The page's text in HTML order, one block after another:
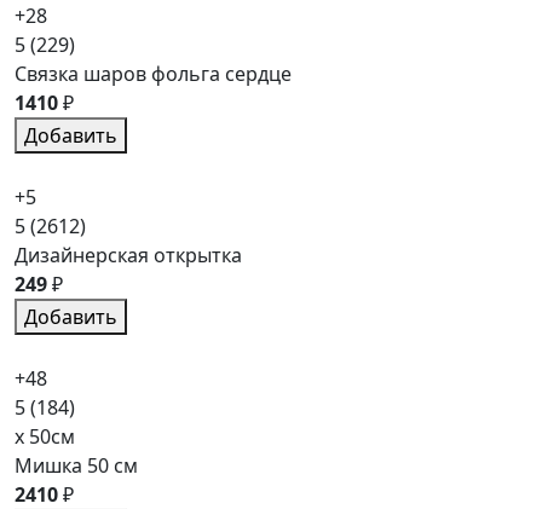
+28
5(229)
Связка шаров фольга сердце
1410₽
Добавить
+5
5(2612)
Дизайнерская открытка
249₽
Добавить
+48
5(184)
x 50см
Мишка 50 см
2410₽